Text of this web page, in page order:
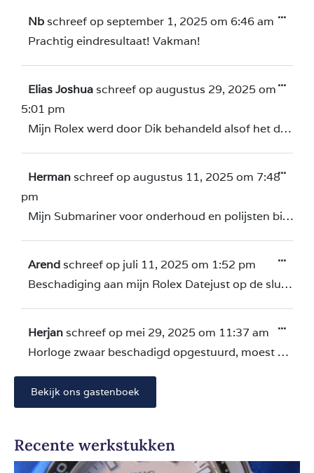
Nbschreef opseptember 1, 2025om 6:46 am
Prachtig eindresultaat! Vakman!
...
Elias Joshuaschreef opaugustus 29, 2025om
5:01 pm
Mijn Rolex werd door Dik behandeld alsof het de zijne was. Ik had krasjes op de achterkant van mijn Rolex datejust. Dik en zijn vrouw hebben mij zeer vriendelijk ontvangen en heel professioneel de krasjes verwijderd. Bij Dik en zijn vrouw voelde ik dat ik mijn horloge kon toevertrouwen. Dik is een écht ambachtsman! Een horloge chirurg.
...
Hermanschreef opaugustus 11, 2025om 7:48
pm
Mijn Submariner voor onderhoud en polijsten bij Dik gebracht. Vakwerk afgeleverd en hem weer in nieuwstaat terug!
...
Arendschreef op juli 11, 2025om 1:52 pm
Beschadiging aan mijn Rolex Datejust op de sluiting. Ik kon snel terecht en het horloge is weer als nieuw! Goede service en fijn in omgang
...
Herjanschreef op mei 29, 2025om 11:37 am
Horloge zwaar beschadigd opgestuurd, moest even wachten, maar het resultaat is top! Ga zo door!
...
Bekijk ons gastenboek
Recente werkstukken